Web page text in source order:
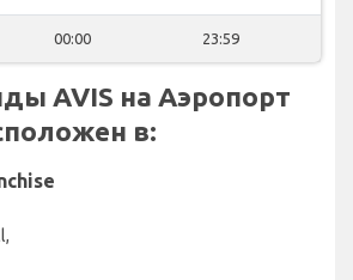
00:00 23:59
AVIS на Аэропорт
в: